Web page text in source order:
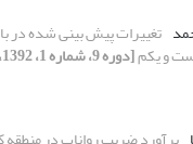
تغییرات پیش بینی شده در
و یکم[دوره 9، شماره 1، 1392، صفحه 61-74]